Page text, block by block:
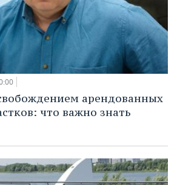
арендованных
что важно знать